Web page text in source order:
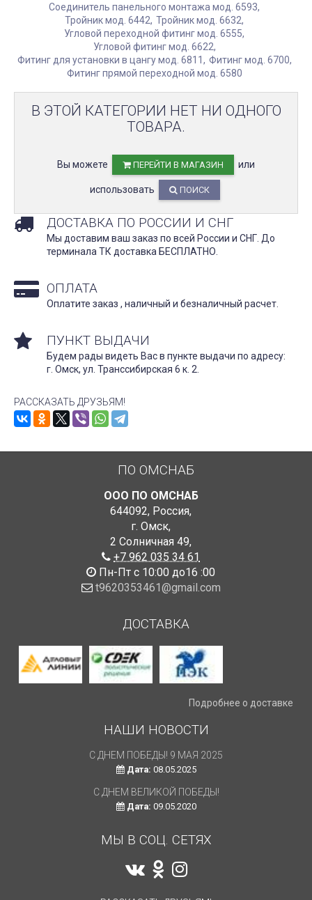
Соединитель панельного монтажа мод. 6593
Тройник мод. 6442 Тройник мод. 6632
Угловой переходной фитинг мод. 6555
Угловой фитинг мод. 6622
Фитинг для установки в цангу мод. 6811
Фитинг мод. 6700
Фитинг прямой переходной мод. 6580
В ЭТОЙ КАТЕГОРИИ НЕТ НИ ОДНОГО
ТОВАРА.
Вы можете ПЕРЕЙТИ В МАГАЗИН или
использовать ПОИСК
ДОСТАВКА ПО РОССИИ И СНГ
Мы доставим ваш заказ по всей России и СНГ. До
терминала ТК доставка БЕСПЛАТНО.
ОПЛАТА
Оплатите заказ , наличный и безналичный расчет.
ПУНКТ ВЫДАЧИ
Будем рады видеть Вас в пункте выдачи по адресу:
г. Омск, ул. Транссибирская 6 к. 2.
РАССКАЗАТЬ ДРУЗЬЯМ!
ПО ОМСНАБ
ООО ПО ОМСНАБ
644092, Россия,
г. Омск,
2 Солничная 49,
+7 962 035 34 61
Пн-Пт с 10:00 до16 :00
t9620353461@gmail.com
ДОСТАВКА
Подробнее о доставке
НАШИ НОВОСТИ
С ДНЕМ ПОБЕДЫ! 9 МАЯ 2025
Дата: 08.05.2025
С ДНЕМ ВЕЛИКОЙ ПОБЕДЫ!
Дата: 09.05.2020
МЫ В СОЦ. СЕТЯХ